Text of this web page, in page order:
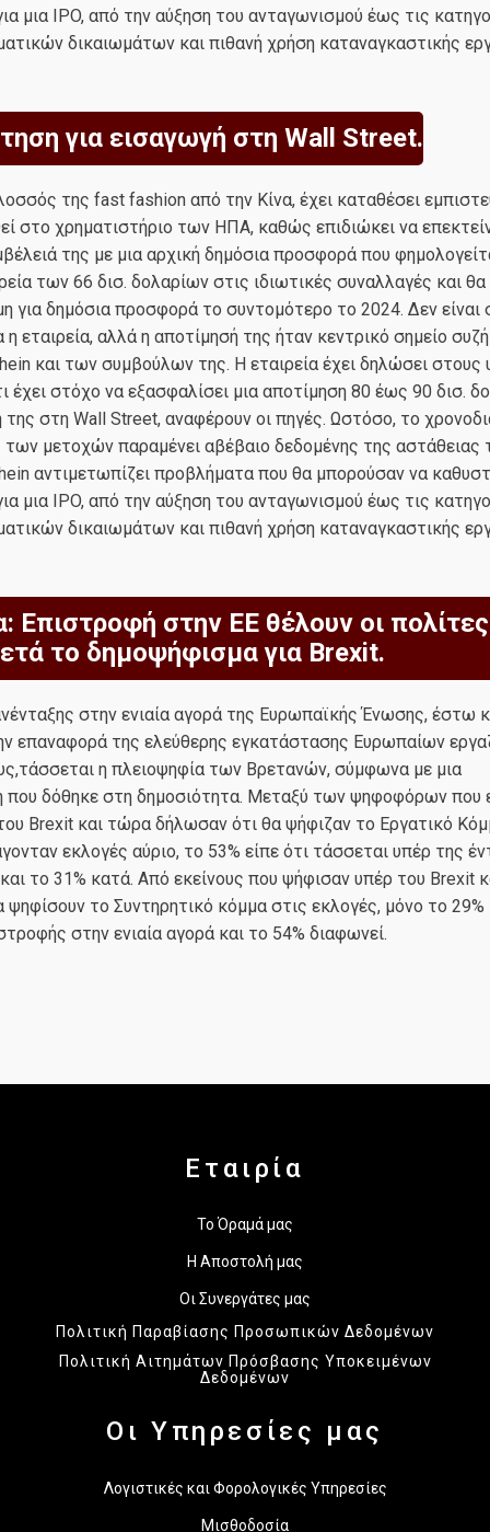
μια IPO, από την αύξηση του ανταγωνισμού έως τις
δικαιωμάτων και πιθανή χρήση καταναγκαστικής
για εισαγωγή στη Wall Street.
της fast fashion από την Κίνα, έχει καταθέσει
στο χρηματιστήριο των ΗΠΑ, καθώς επιδιώκει να
της με μια αρχική δημόσια προσφορά που
των 66 δισ. δολαρίων στις ιδιωτικές συναλλαγές και
για δημόσια προσφορά το συντομότερο το 2024. Δεν
η εταιρεία, αλλά η αποτίμησή της ήταν κεντρικό σημείο
και των συμβούλων της. Η εταιρεία έχει δηλώσει στους
έχει στόχο να εξασφαλίσει μια αποτίμηση 80 έως 90 δισ.
της στη Wall Street, αναφέρουν οι πηγές. Ωστόσο, το
μετοχών παραμένει αβέβαιο δεδομένης της αστάθειας
αντιμετωπίζει προβλήματα που θα μπορούσαν να
μια IPO, από την αύξηση του ανταγωνισμού έως τις
δικαιωμάτων και πιθανή χρήση καταναγκαστικής
Επιστροφή στην ΕΕ θέλουν οι
το δημοψήφισμα για Brexit.
στην ενιαία αγορά της Ευρωπαϊκής Ένωσης, έστω
επαναφορά της ελεύθερης εγκατάστασης Ευρωπαίων
η πλειοψηφία των Βρετανών, σύμφωνα με μια
που δόθηκε στη δημοσιότητα. Μεταξύ των ψηφοφόρων που
Brexit και τώρα δήλωσαν ότι θα ψήφιζαν το Εργατικό
εκλογές αύριο, το 53% είπε ότι τάσσεται υπέρ της
το 31% κατά. Από εκείνους που ψήφισαν υπέρ του Brexit
ψηφίσουν το Συντηρητικό κόμμα στις εκλογές, μόνο το 29%
στην ενιαία αγορά και το 54% διαφωνεί.
Εταιρία
Το Όραμά μας
Η Αποστολή μας
Οι Συνεργάτες μας
Πολιτική Παραβίασης Προσωπικών Δεδομένων
Πολιτική Αιτημάτων Πρόσβασης Υποκειμένων
Δεδομένων
Οι Υπηρεσίες μας
Λογιστικές και Φορολογικές Υπηρεσίες
Μισθοδοσία